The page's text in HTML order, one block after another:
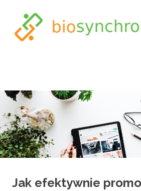
content
Jak efektywnie